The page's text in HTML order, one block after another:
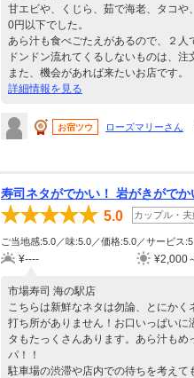
甘エビや、くじら、茹で海老、タコ
0円以下でした。
あら汁も食べごたえがあるので、２人
ドンドン流れてくるしないものは、注
また、機会があれば来たいお店です。
詳細情報を見る
お宿ツウ ローズマリーさん
寿司ネタがでかい！ 岩がきがでか
5.0 カップル・夫
ご当地感:5.0／味:5.0／価格:5.0／サービス
¥---- ¥2,000
市場寿司 海の駅店
こちらは新鮮なネタは勿論、とにか
打ち所がありません！お口いっぱい
タもたっくさんあります。あら汁もめ
パ！！
駐車場の渋滞や店内での待ちを考えて